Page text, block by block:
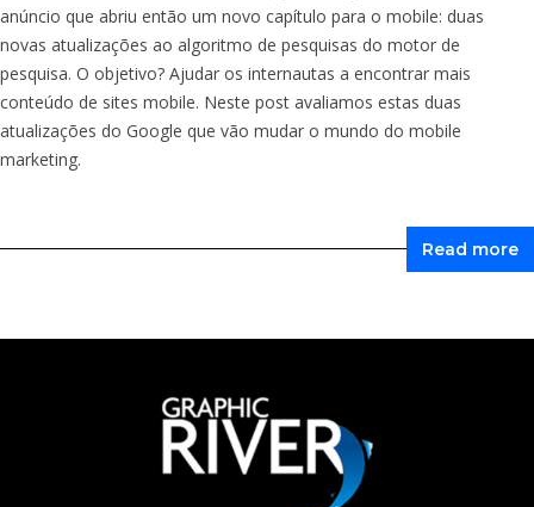
anúncio que abriu então um novo capítulo para o mobile: duas
novas atualizações ao algoritmo de pesquisas do motor de
pesquisa. O objetivo? Ajudar os internautas a encontrar mais
conteúdo de sites mobile. Neste post avaliamos estas duas
atualizações do Google que vão mudar o mundo do mobile
marketing.
Read more